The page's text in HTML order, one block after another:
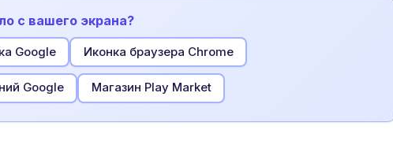
с вашего экрана?
Google Иконка браузера Chrome
Google Магазин Play Market